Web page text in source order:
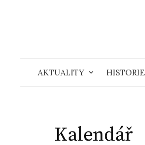
AKTUALITY HISTORIE
Kalendář